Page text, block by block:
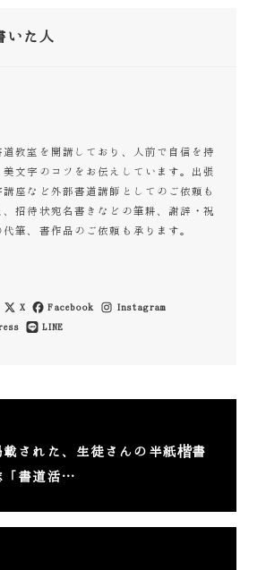
いた人
教室を開講しており、人前で自信を持
美文字のコツをお伝えしています。出張
講座など外部書道講師としてのご依頼も
、招待状宛名書きなどの筆耕、謝辞・祝
筆、書作品のご依頼も承ります。
X Facebook
Instagram
LINE
された、生徒さんの半紙楷書
「書道活…